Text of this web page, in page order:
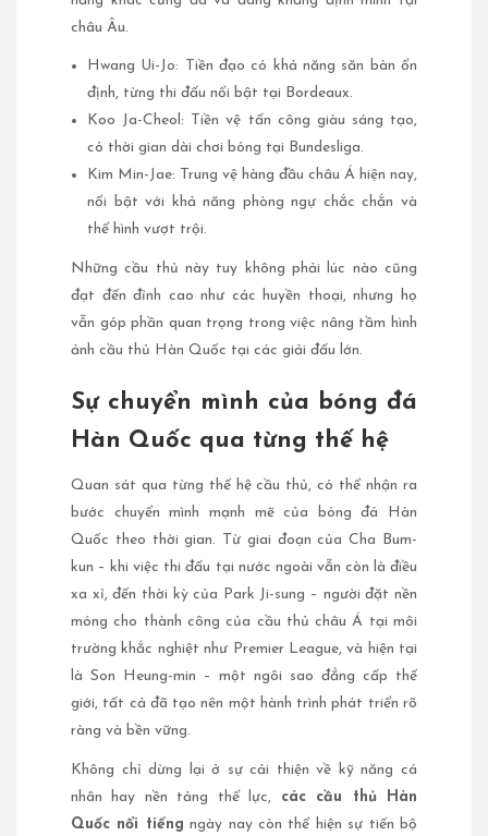
châu Âu.
Hwang Ui-Jo: Tiền đạo có khả năng săn bàn ổn
định, từng thi đấu nổi bật tại Bordeaux.
Koo Ja-Cheol: Tiền vệ tấn công giàu sáng tạo,
có thời gian dài chơi bóng tại Bundesliga.
Kim Min-Jae: Trung vệ hàng đầu châu Á hiện nay,
nổi bật với khả năng phòng ngự chắc chắn và
thể hình vượt trội.
Những cầu thủ này tuy không phải lúc nào cũng
đạt đến đỉnh cao như các huyền thoại, nhưng họ
vẫn góp phần quan trọng trong việc nâng tầm hình
ảnh cầu thủ Hàn Quốc tại các giải đấu lớn.
Sự chuyển mình của bóng đá
Hàn Quốc qua từng thế hệ
Quan sát qua từng thế hệ cầu thủ, có thể nhận ra
bước chuyển mình mạnh mẽ của bóng đá Hàn
Quốc theo thời gian. Từ giai đoạn của Cha Bum-
kun – khi việc thi đấu tại nước ngoài vẫn còn là điều
xa xỉ, đến thời kỳ của Park Ji-sung – người đặt nền
móng cho thành công của cầu thủ châu Á tại môi
trường khắc nghiệt như Premier League, và hiện tại
là Son Heung-min – một ngôi sao đẳng cấp thế
giới, tất cả đã tạo nên một hành trình phát triển rõ
ràng và bền vững.
Không chỉ dừng lại ở sự cải thiện về kỹ năng cá
nhân hay nền tảng thể lực, các cầu thủ Hàn
Quốc nổi tiếng ngày nay còn thể hiện sự tiến bộ